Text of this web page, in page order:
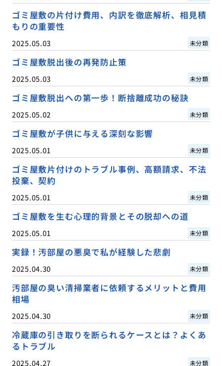
ゴミ屋敷の片付け費用、内訳を徹底解析、相見積
もりの重要性
2025.05.03 未分類
ゴミ屋敷脱出後の再発防止策
2025.05.03 未分類
ゴミ屋敷脱出への第一歩！断捨離成功の秘訣
2025.05.02 未分類
ゴミ屋敷が子供に与える深刻な影響
2025.05.01 未分類
ゴミ屋敷片付けのトラブル事例、高額請求、不法
投棄、契約
2025.05.01 未分類
ゴミ屋敷を生む心理的背景とその脱却への道
2025.05.01 未分類
実録！汚部屋の悪臭で私が経験した悲劇
2025.04.30 未分類
汚部屋の臭い清掃業者に依頼するメリットと費用
相場
2025.04.30 未分類
冷蔵庫の引き取りを断られるケースとは？よくあ
るトラブル
2025.04.27 未分類